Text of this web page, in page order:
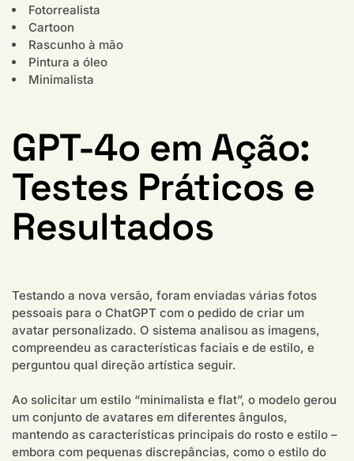
Fotorrealista
Cartoon
Rascunho à mão
Pintura a óleo
Minimalista
GPT-4o em Ação:
Testes Práticos e
Resultados
Testando a nova versão, foram enviadas várias fotos
pessoais para o ChatGPT com o pedido de criar um
avatar personalizado. O sistema analisou as imagens,
compreendeu as características faciais e de estilo, e
perguntou qual direção artística seguir.
Ao solicitar um estilo “minimalista e flat”, o modelo gerou
um conjunto de avatares em diferentes ângulos,
mantendo as características principais do rosto e estilo –
embora com pequenas discrepâncias, como o estilo do